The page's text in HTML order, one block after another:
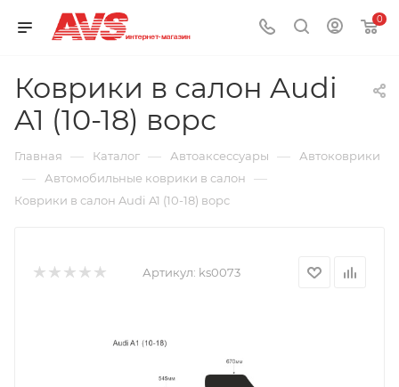
0
Коврики в салон Audi
A1 (10-18) ворс
Главная — Каталог — Автоаксессуары — Автоковрики
— Автомобильные коврики в салон —
Коврики в салон Audi A1 (10-18) ворс
Артикул: ks0073